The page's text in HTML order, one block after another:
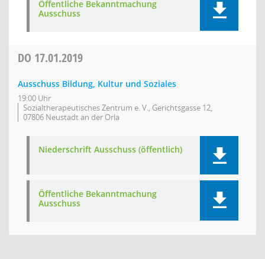
Öffentliche Bekanntmachung
Ausschuss
DO 17.01.2019
Ausschuss Bildung, Kultur und Soziales
19:00 Uhr
Sozialtherapeutisches Zentrum e. V., Gerichtsgasse 12,
07806 Neustadt an der Orla
Niederschrift Ausschuss (öffentlich)
Öffentliche Bekanntmachung
Ausschuss